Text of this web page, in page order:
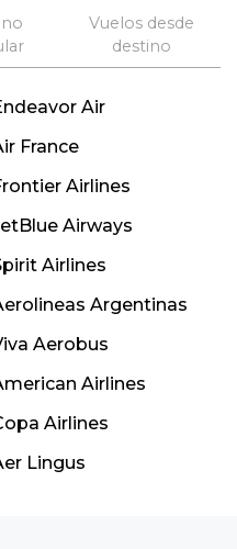
Vuelos desde
destino
Air
France
Airlines
Airways
Airlines
Argentinas
Aerobus
Airlines
Airlines
Lingus